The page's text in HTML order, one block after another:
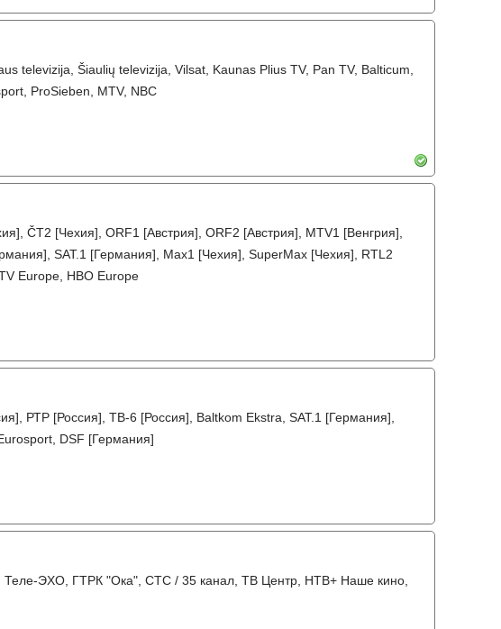
televizija, Šiaulių televizija, Vilsat, Kaunas Plius TV, Pan TV, Balticum,
ProSieben, MTV, NBC
ČT2 [Чехия], ORF1 [Австрия], ORF2 [Австрия], MTV1 [Венгрия],
SAT.1 [Германия], Max1 [Чехия], SuperMax [Чехия], RTL2
Europe, HBO Europe
РТР [Россия], ТВ-6 [Россия], Baltkom Ekstra, SAT.1 [Германия],
DSF [Германия]
ЭХО, ГТРК "Ока", СТС / 35 канал, ТВ Центр, НТВ+ Наше кино,